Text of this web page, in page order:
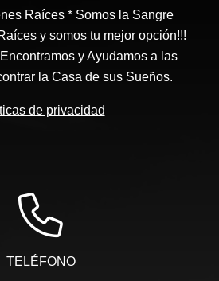
Raíces * Somos la Sangre
y somos tu mejor opción!!!
y Ayudamos a las
la Casa de sus Sueños.
de privacidad
TELÉFONO